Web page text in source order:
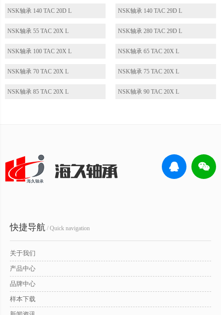
NSK轴承 140 TAC 20D L NSK轴承 140 TAC 29D L
NSK轴承 55 TAC 20X L NSK轴承 280 TAC 29D L
NSK轴承 100 TAC 20X L NSK轴承 65 TAC 20X L
NSK轴承 70 TAC 20X L NSK轴承 75 TAC 20X L
NSK轴承 85 TAC 20X L NSK轴承 90 TAC 20X L
快捷导航 / Quick navigation
关于我们
产品中心
品牌中心
样本下载